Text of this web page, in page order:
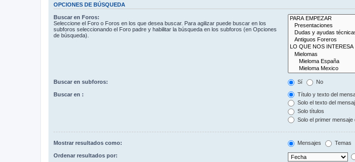
OPCIONES DE BÚSQUEDA
Buscar en Foros:
Seleccione el Foro o Foros en los que desea buscar. Para agilizar puede buscar en los
subforos seleccionando el Foro padre y habilitar la búsqueda en los subforos (en Opciones
de búsqueda).
Buscar en subforos: Sí No
Buscar en :
Título y texto del
Solo el texto del
Solo títulos
Solo el primer mensaje
Mostrar resultados como: Mensajes Temas
Ordenar resultados por: